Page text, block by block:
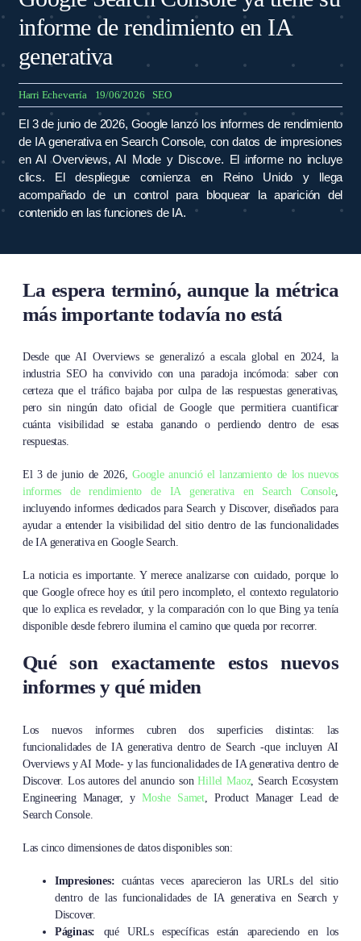
informe de rendimiento en IA
generativa
Harri Echeverría 19/06/2026 SEO
El 3 de junio de 2026, Google lanzó los informes de rendimiento
de IA generativa en Search Console, con datos de impresiones
en AI Overviews, AI Mode y Discove. El informe no incluye
clics. El despliegue comienza en Reino Unido y llega
acompañado de un control para bloquear la aparición del
contenido en las funciones de IA.
La espera terminó, aunque la métrica
más importante todavía no está
Desde que AI Overviews se generalizó a escala global en 2024, la
industria SEO ha convivido con una paradoja incómoda: saber con
certeza que el tráfico bajaba por culpa de las respuestas generativas,
pero sin ningún dato oficial de Google que permitiera cuantificar
cuánta visibilidad se estaba ganando o perdiendo dentro de esas
respuestas.
El 3 de junio de 2026,Google anunció el lanzamiento de los nuevos
informes de rendimiento de IA generativa en Search Console,
incluyendo informes dedicados para Search y Discover, diseñados para
ayudar a entender la visibilidad del sitio dentro de las funcionalidades
de IA generativa en Google Search.
La noticia es importante. Y merece analizarse con cuidado, porque lo
que Google ofrece hoy es útil pero incompleto, el contexto regulatorio
que lo explica es revelador, y la comparación con lo que Bing ya tenía
disponible desde febrero ilumina el camino que queda por recorrer.
Qué son exactamente estos nuevos
informes y qué miden
Los nuevos informes cubren dos superficies distintas: las
funcionalidades de IA generativa dentro de Search -que incluyen AI
Overviews y AI Mode- y las funcionalidades de IA generativa dentro de
Discover. Los autores del anuncio sonHillel Maoz, Search Ecosystem
Engineering Manager, yMoshe Samet , Product Manager Lead de
Search Console.
Las cinco dimensiones de datos disponibles son:
Impresiones: cuántas veces aparecieron las URLs del sitio
dentro de las funcionalidades de IA generativa en Search y
Discover.
Páginas: qué URLs específicas están apareciendo en los